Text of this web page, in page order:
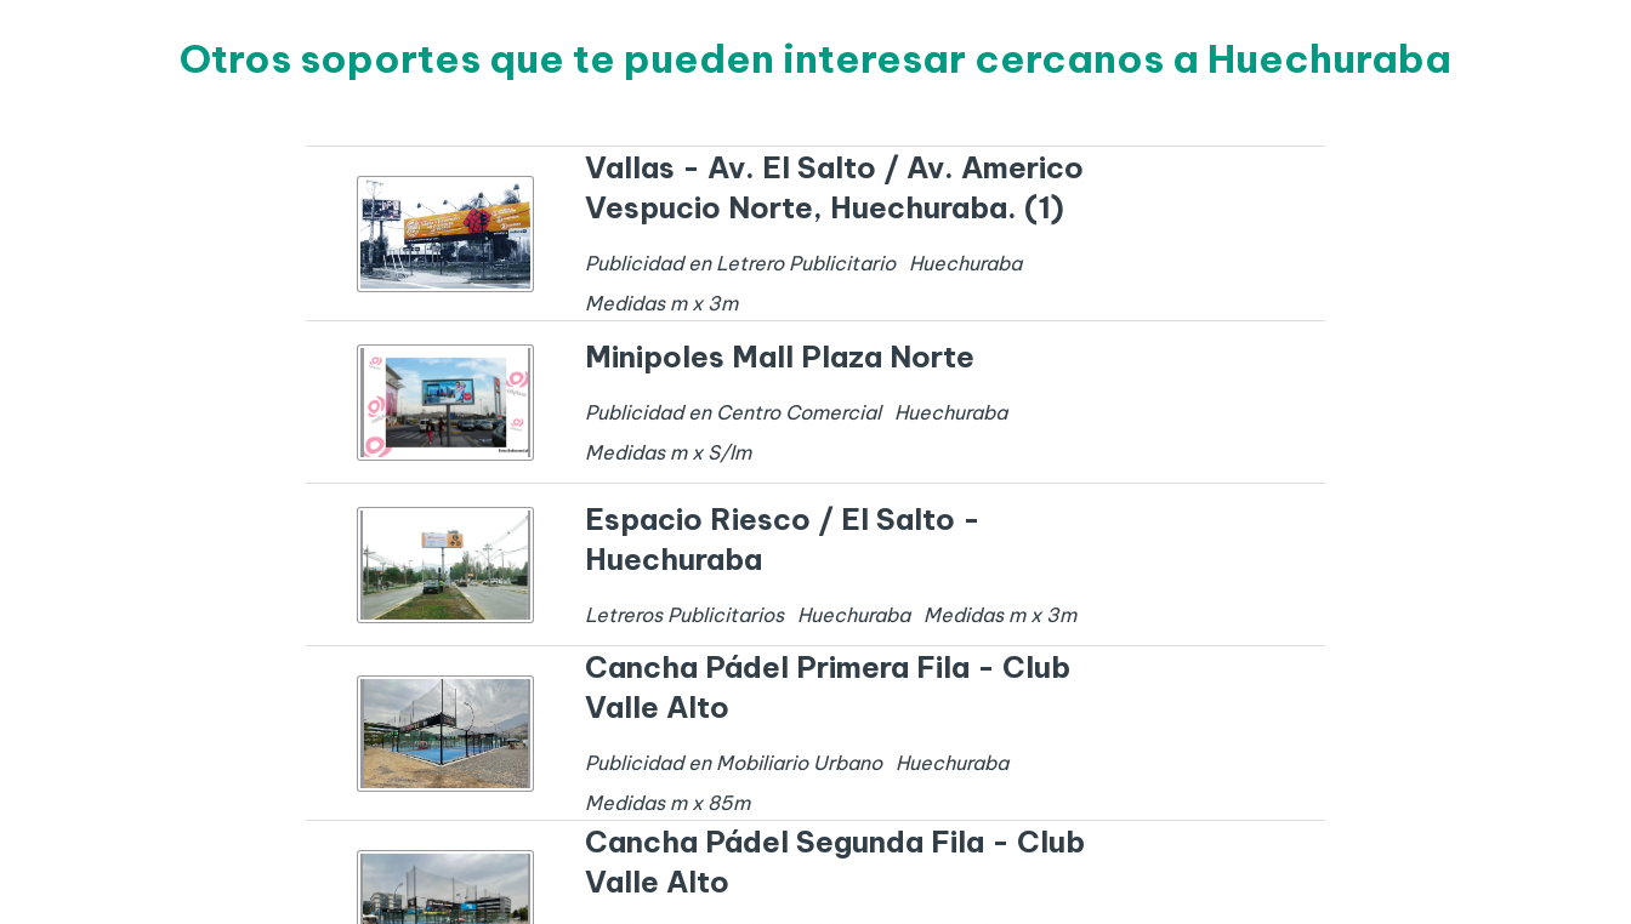
Otros soportes que te pueden interesar cercanos a Huechuraba
Vallas - Av. El Salto / Av. Americo
Vespucio Norte, Huechuraba. (1)
Publicidad en Letrero Publicitario Huechuraba
Medidas m x 3m
Minipoles Mall Plaza Norte
Publicidad en Centro Comercial Huechuraba
Medidas m x S/Im
Espacio Riesco / El Salto -
Huechuraba
Letreros Publicitarios Huechuraba Medidas m x 3m
Cancha Pádel Primera Fila - Club
Valle Alto
Publicidad en Mobiliario Urbano Huechuraba
Medidas m x 85m
Cancha Pádel Segunda Fila - Club
Valle Alto